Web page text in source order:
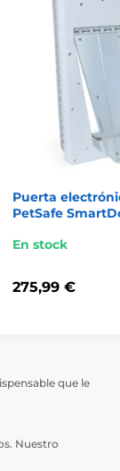
Puerta
PetSafe
En stock
275,99 €
que le
Nuestro